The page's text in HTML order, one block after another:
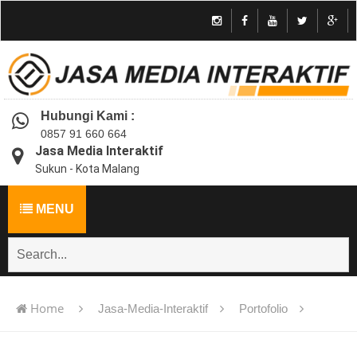
Hubungi Kami :
0857 91 660 664
Jasa Media Interaktif
Sukun - Kota Malang
MENU
Home Jasa-Media-Interaktif Portofolio